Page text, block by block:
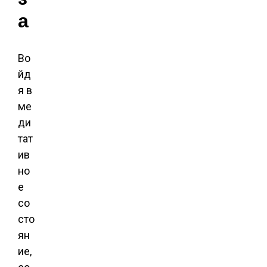
а
Во
йд
я в
ме
ди
тат
ив
но
е
со
сто
ян
ие,